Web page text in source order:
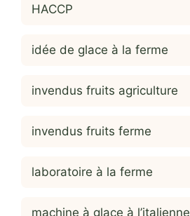
HACCP
idée de glace à la ferme
invendus fruits agriculture
invendus fruits ferme
laboratoire à la ferme
machine à glace à l’italienne